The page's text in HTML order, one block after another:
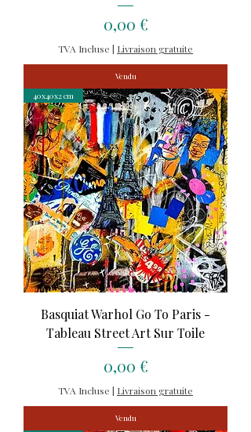
Prix
0,00 €
TVA Incluse | Livraison gratuite
Vendu
40x40x2 cm
Basquiat Warhol Go To Paris -
Tableau Street Art Sur Toile
Prix
0,00 €
TVA Incluse | Livraison gratuite
Vendu